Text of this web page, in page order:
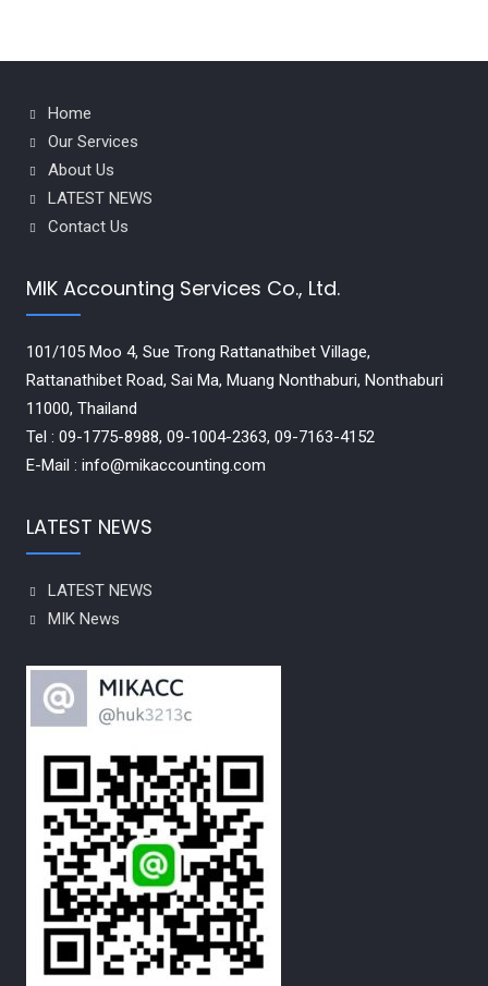
Home
Our Services
About Us
LATEST NEWS
Contact Us
MIK Accounting Services Co., Ltd.
101/105 Moo 4, Sue Trong Rattanathibet Village,
Rattanathibet Road, Sai Ma, Muang Nonthaburi, Nonthaburi
11000, Thailand
Tel : 09-1775-8988, 09-1004-2363, 09-7163-4152
E-Mail : info@mikaccounting.com
LATEST NEWS
LATEST NEWS
MIK News